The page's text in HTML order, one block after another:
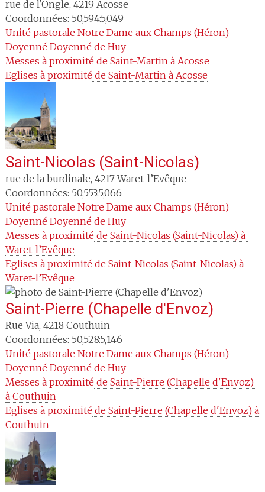
rue de l'Ongle, 4219 Acosse
Coordonnées: 50,594:5,049
Unité pastorale Notre Dame aux Champs (Héron)
Doyenné Doyenné de Huy
Messes à proximité de Saint-Martin à Acosse
Eglises à proximité de Saint-Martin à Acosse
Saint-Nicolas (Saint-Nicolas)
rue de la burdinale, 4217 Waret-l’Evêque
Coordonnées: 50,553:5,066
Unité pastorale Notre Dame aux Champs (Héron)
Doyenné Doyenné de Huy
Messes à proximité de Saint-Nicolas (Saint-Nicolas) à
Waret-l’Evêque
Eglises à proximité de Saint-Nicolas (Saint-Nicolas) à
Waret-l’Evêque
Saint-Pierre (Chapelle d'Envoz)
Rue Via, 4218 Couthuin
Coordonnées: 50,528:5,146
Unité pastorale Notre Dame aux Champs (Héron)
Doyenné Doyenné de Huy
Messes à proximité de Saint-Pierre (Chapelle d'Envoz)
à Couthuin
Eglises à proximité de Saint-Pierre (Chapelle d'Envoz) à
Couthuin